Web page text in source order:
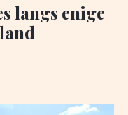
langs enige